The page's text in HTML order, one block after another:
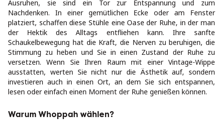
Ausruhen, sie sind ein Tor zur Entspannung und zum
Nachdenken. In einer gemütlichen Ecke oder am Fenster
platziert, schaffen diese Stühle eine Oase der Ruhe, in der man
der Hektik des Alltags entfliehen kann. Ihre sanfte
Schaukelbewegung hat die Kraft, die Nerven zu beruhigen, die
Stimmung zu heben und Sie in einen Zustand der Ruhe zu
versetzen. Wenn Sie Ihren Raum mit einer Vintage-Wippe
ausstatten, werten Sie nicht nur die Ästhetik auf, sondern
investieren auch in einen Ort, an dem Sie sich entspannen,
lesen oder einfach einen Moment der Ruhe genießen können.
Warum Whoppah wählen?